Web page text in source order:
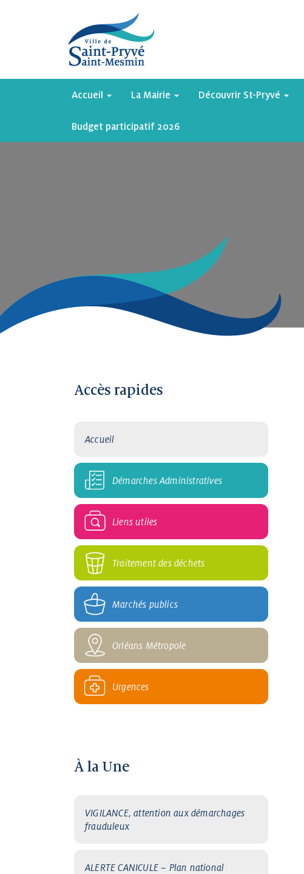
Accueil La Mairie Découvrir St-Pryvé
Budget participatif 2026
Accès rapides
Accueil
Démarches Administratives
Liens utiles
Traitement des déchets
Marchés publics
Orléans Métropole
Urgences
À la Une
VIGILANCE, attention aux démarchages
frauduleux
ALERTE CANICULE – Plan national